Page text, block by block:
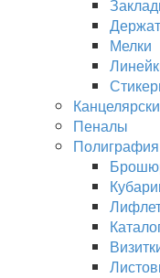
Мелки
Пеналы
Полиграфия